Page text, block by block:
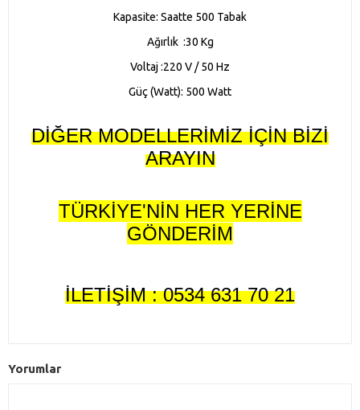
Kapasite: Saatte 500 Tabak
Ağırlık :30 Kg
Voltaj :220 V / 50 Hz
Güç (Watt): 500 Watt
DİĞER MODELLERİMİZ İÇİN BİZİ
ARAYIN
TÜRKİYE'NİN HER YERİNE
GÖNDERİM
İLETİŞİM : 0534 631 70 21
Yorumlar